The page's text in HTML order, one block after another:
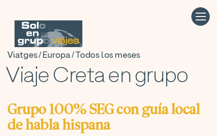
Viatges / Europa / Todos los meses
Viaje Creta en grupo
Grupo 100% SEG con guía local
de habla hispana